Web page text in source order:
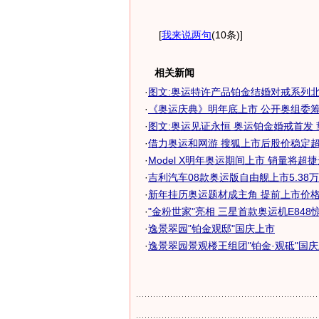
[我来说两句(10条)]
相关新闻
·图文:奥运特许产品铂金结婚对戒系列
·
《奥运庆典》明年底上市 公开奥组委
·图文:奥运见证永恒 奥运铂金婚戒首发
·借力奥运和网游 搜狐上市后股价稳定
·Model X明年奥运期间上市 销量将超
·吉利汽车08款奥运版自由舰上市5.38
·新年挂历奥运题材成主角 提前上市价
·"金粉世家"亮相 三星首款奥运机E848
·逸景翠园"铂金观邸"国庆上市
·逸景翠园景观楼王组团"铂金·观砥"国